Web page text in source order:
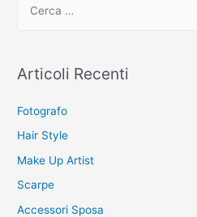
c
:
Articoli Recenti
Fotografo
Hair Style
Make Up Artist
Scarpe
Accessori Sposa